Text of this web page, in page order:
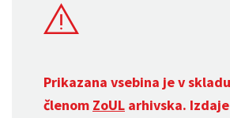
Prikazana vsebina je v
členom ZoUL arhivska.